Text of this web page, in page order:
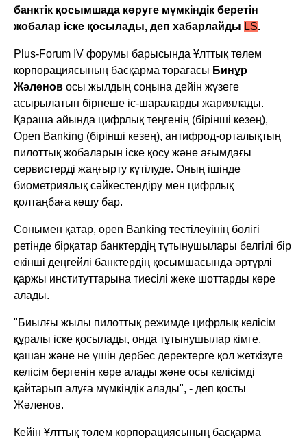
банктік қосымшада көруге мүмкіндік беретін
жобалар іске қосылады, деп хабарлайды LS.
Plus-Forum IV форумы барысында Ұлттық төлем
корпорациясының басқарма төрағасы Бинұр
Жәленов осы жылдың соңына дейін жүзеге
асырылатын бірнеше іс-шараларды жариялады.
Қараша айында цифрлық теңгенің (бірінші кезең),
Open Banking (бірінші кезең), антифрод-орталықтың
пилоттық жобаларын іске қосу және ағымдағы
сервистерді жаңғырту күтілуде. Оның ішінде
биометриялық сәйкестендіру мен цифрлық
қолтаңбаға көшу бар.
Сонымен қатар, open Banking тестілеуінің бөлігі
ретінде бірқатар банктердің тұтынушылары белгілі бір
екінші деңгейлі банктердің қосымшасында әртүрлі
қаржы институттарына тиесілі жеке шоттарды көре
алады.
"Биылғы жылы пилоттық режимде цифрлық келісім
құралы іске қосылады, онда тұтынушылар кімге,
қашан және не үшін дербес деректерге қол жеткізуге
келісім бергенін көре алады және осы келісімді
қайтарып алуға мүмкіндік алады", - деп қосты
Жәленов.
Кейін Ұлттық төлем корпорациясының басқарма